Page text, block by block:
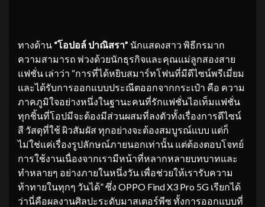
ทางด้าน “โอปอล์ ปาณิสรา” นักแสดงสาว พิธีกรมาก
ความสามารถ พ่วงด้วยนักธุรกิจและคุณแม่ลูกสองสาย
แฟชั่น เล่าว่า “การที่ได้หยิบสมาร์ทโฟนที่มีดีไซน์พรีเมี่ยม
และได้รับการออกแบบประณีตออกจากกระเป๋า คือ ความ
ภาคภูมิใจอย่างหนึ่งในฐานะคนที่รักแฟชั่นไอเท็มแฟชั่น
ทุกชิ้นที่โอปมีจะต้องมีส่วนผสมที่ลงตัวทั้งเรื่องการดีไซน์
สี วัสดุที่ใช้ ผิวสัมผัส ทุกอย่างจะต้องสมบูรณ์แบบ แต่ก็
ไม่ใช่แค่เรื่องรูปลักษณ์ภายนอกเท่านั้น แต่ต้องตอบโจทย์
การใช้งานเนื่องจากเรามีหน้าที่หลากหลายบทบาทและ
ทำหลายๆ อย่างภายในหนึ่งวัน เพื่อช่วยให้เรารับความ
ท้าทายในทุกๆ วันได้” ซึ่ง OPPO Find X3 Pro 5G เรียกได้
ว่านี่คือผลงานศิลปะระดับมาสเตอร์พีซ ทั้งการออกแบบที่